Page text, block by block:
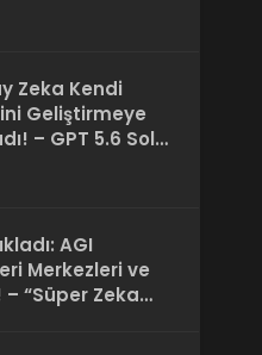
Zeka Kendi
Geliştirmeye
– GPT 5.6 Sol
AGI
Merkezleri ve
“Süper Zeka